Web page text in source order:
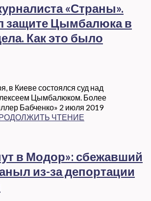
«Страны».
защите Цымбалюка в
Как это было
в Киеве состоялся суд над
Цымбалюком. Более
Бабченко» 2 июля 2019
ЧТЕНИЕ
в Модор»: сбежавший
из-за депортации